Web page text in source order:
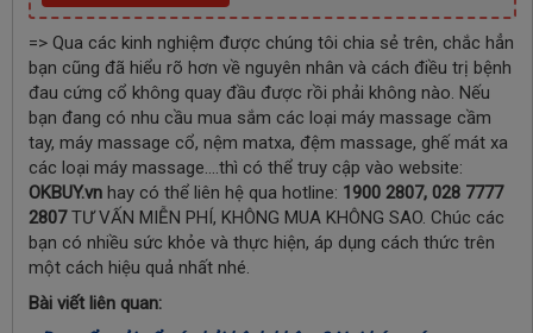
=> Qua các kinh nghiệm được chúng tôi chia sẻ trên, chắc hẳn
bạn cũng đã hiểu rõ hơn về nguyên nhân và cách điều trị bệnh
đau cứng cổ không quay đầu được rồi phải không nào. Nếu
bạn đang có nhu cầu mua sắm các loại máy massage cầm
tay, máy massage cổ, nệm matxa, đệm massage, ghế mát xa
các loại máy massage….thì có thể truy cập vào website:
OKBUY.vn hay có thể liên hệ qua hotline: 1900 2807, 028 7777
2807TƯ VẤN MIỄN PHÍ, KHÔNG MUA KHÔNG SAO. Chúc các
bạn có nhiều sức khỏe và thực hiện, áp dụng cách thức trên
một cách hiệu quả nhất nhé.
Bài viết liên quan: